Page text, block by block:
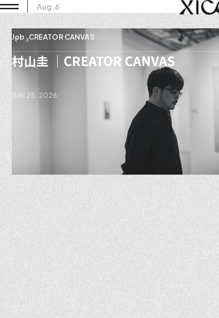
Aug.6
Job THE AESTHETICS OF EDITOR
Job Dialogue in see you gallery
Job Cores of the Artist
Job DIRECTOR INTERVIEW OF XICO
Job CREATOR CANVAS
村山圭 ｜CREATOR CANVAS
JUN 25. 2026
Advertisement COLUMNS
Advertisement COLUMNS
Advertisement COLUMNS
Advertisement COLUMNS
Job Cores of the Artist
Job CREATOR CANVAS